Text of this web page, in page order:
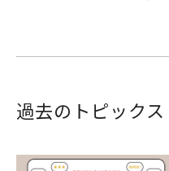
過去のトピックス